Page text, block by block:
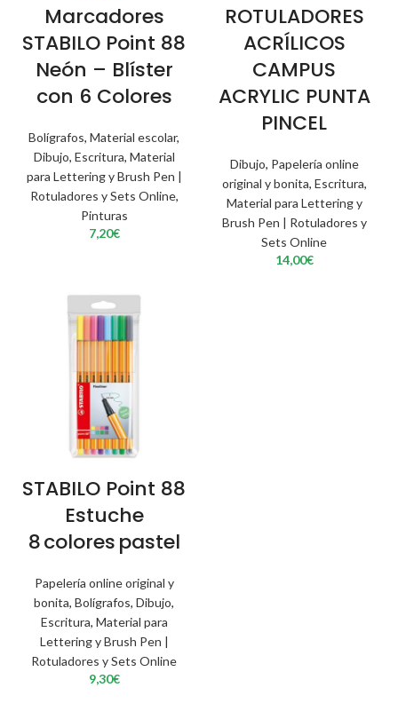
Marcadores
STABILO Point 88
Neón – Blíster
con 6 Colores
Bolígrafos, Material escolar,
Dibujo, Escritura, Material
para Lettering y Brush Pen |
Rotuladores y Sets Online,
Pinturas
7,20€
ROTULADORES
ACRÍLICOS
CAMPUS
ACRYLIC PUNTA
PINCEL
Dibujo, Papelería online
original y bonita, Escritura,
Material para Lettering y
Brush Pen | Rotuladores y
Sets Online
14,00€
STABILO Point 88
Estuche
8 colores pastel
Papelería online original y
bonita, Bolígrafos, Dibujo,
Escritura, Material para
Lettering y Brush Pen |
Rotuladores y Sets Online
9,30€